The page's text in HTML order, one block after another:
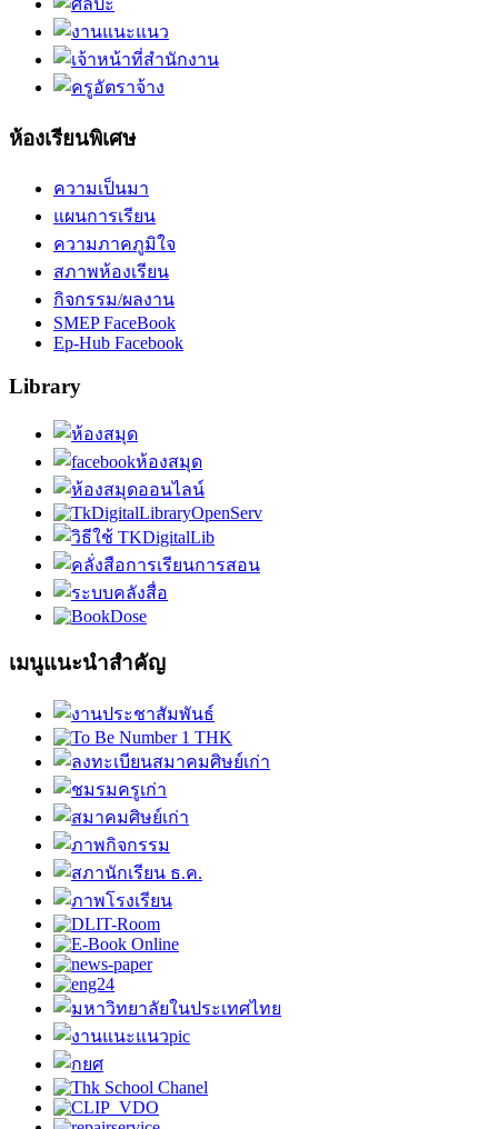
ห้องเรียนพิเศษ
ความเป็นมา
แผนการเรียน
ความภาคภูมิใจ
สภาพห้องเรียน
กิจกรรม/ผลงาน
SMEP FaceBook
Ep-Hub Facebook
Library
เมนูแนะนำสำคัญ